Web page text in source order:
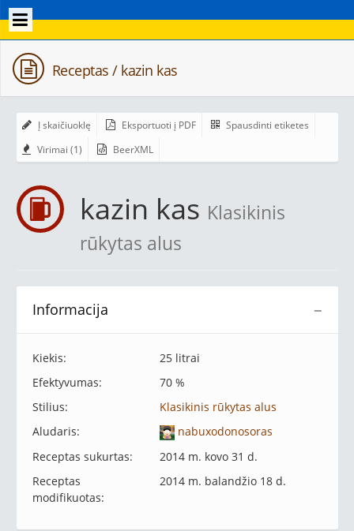
Receptas / kazin kas
Į skaičiuoklę Eksportuoti į PDF
Spausdinti etiketes
Virimai (1)
BeerXML
kazin kas Klasikinis
rūkytas alus
−
Informacija
Kiekis:
25 litrai
Efektyvumas:
70 %
Stilius:
Klasikinis rūkytas alus
Aludaris:
nabuxodonosoras
Receptas sukurtas:
2014 m. kovo 31 d.
Receptas
modifikuotas:
2014 m. balandžio 18 d.